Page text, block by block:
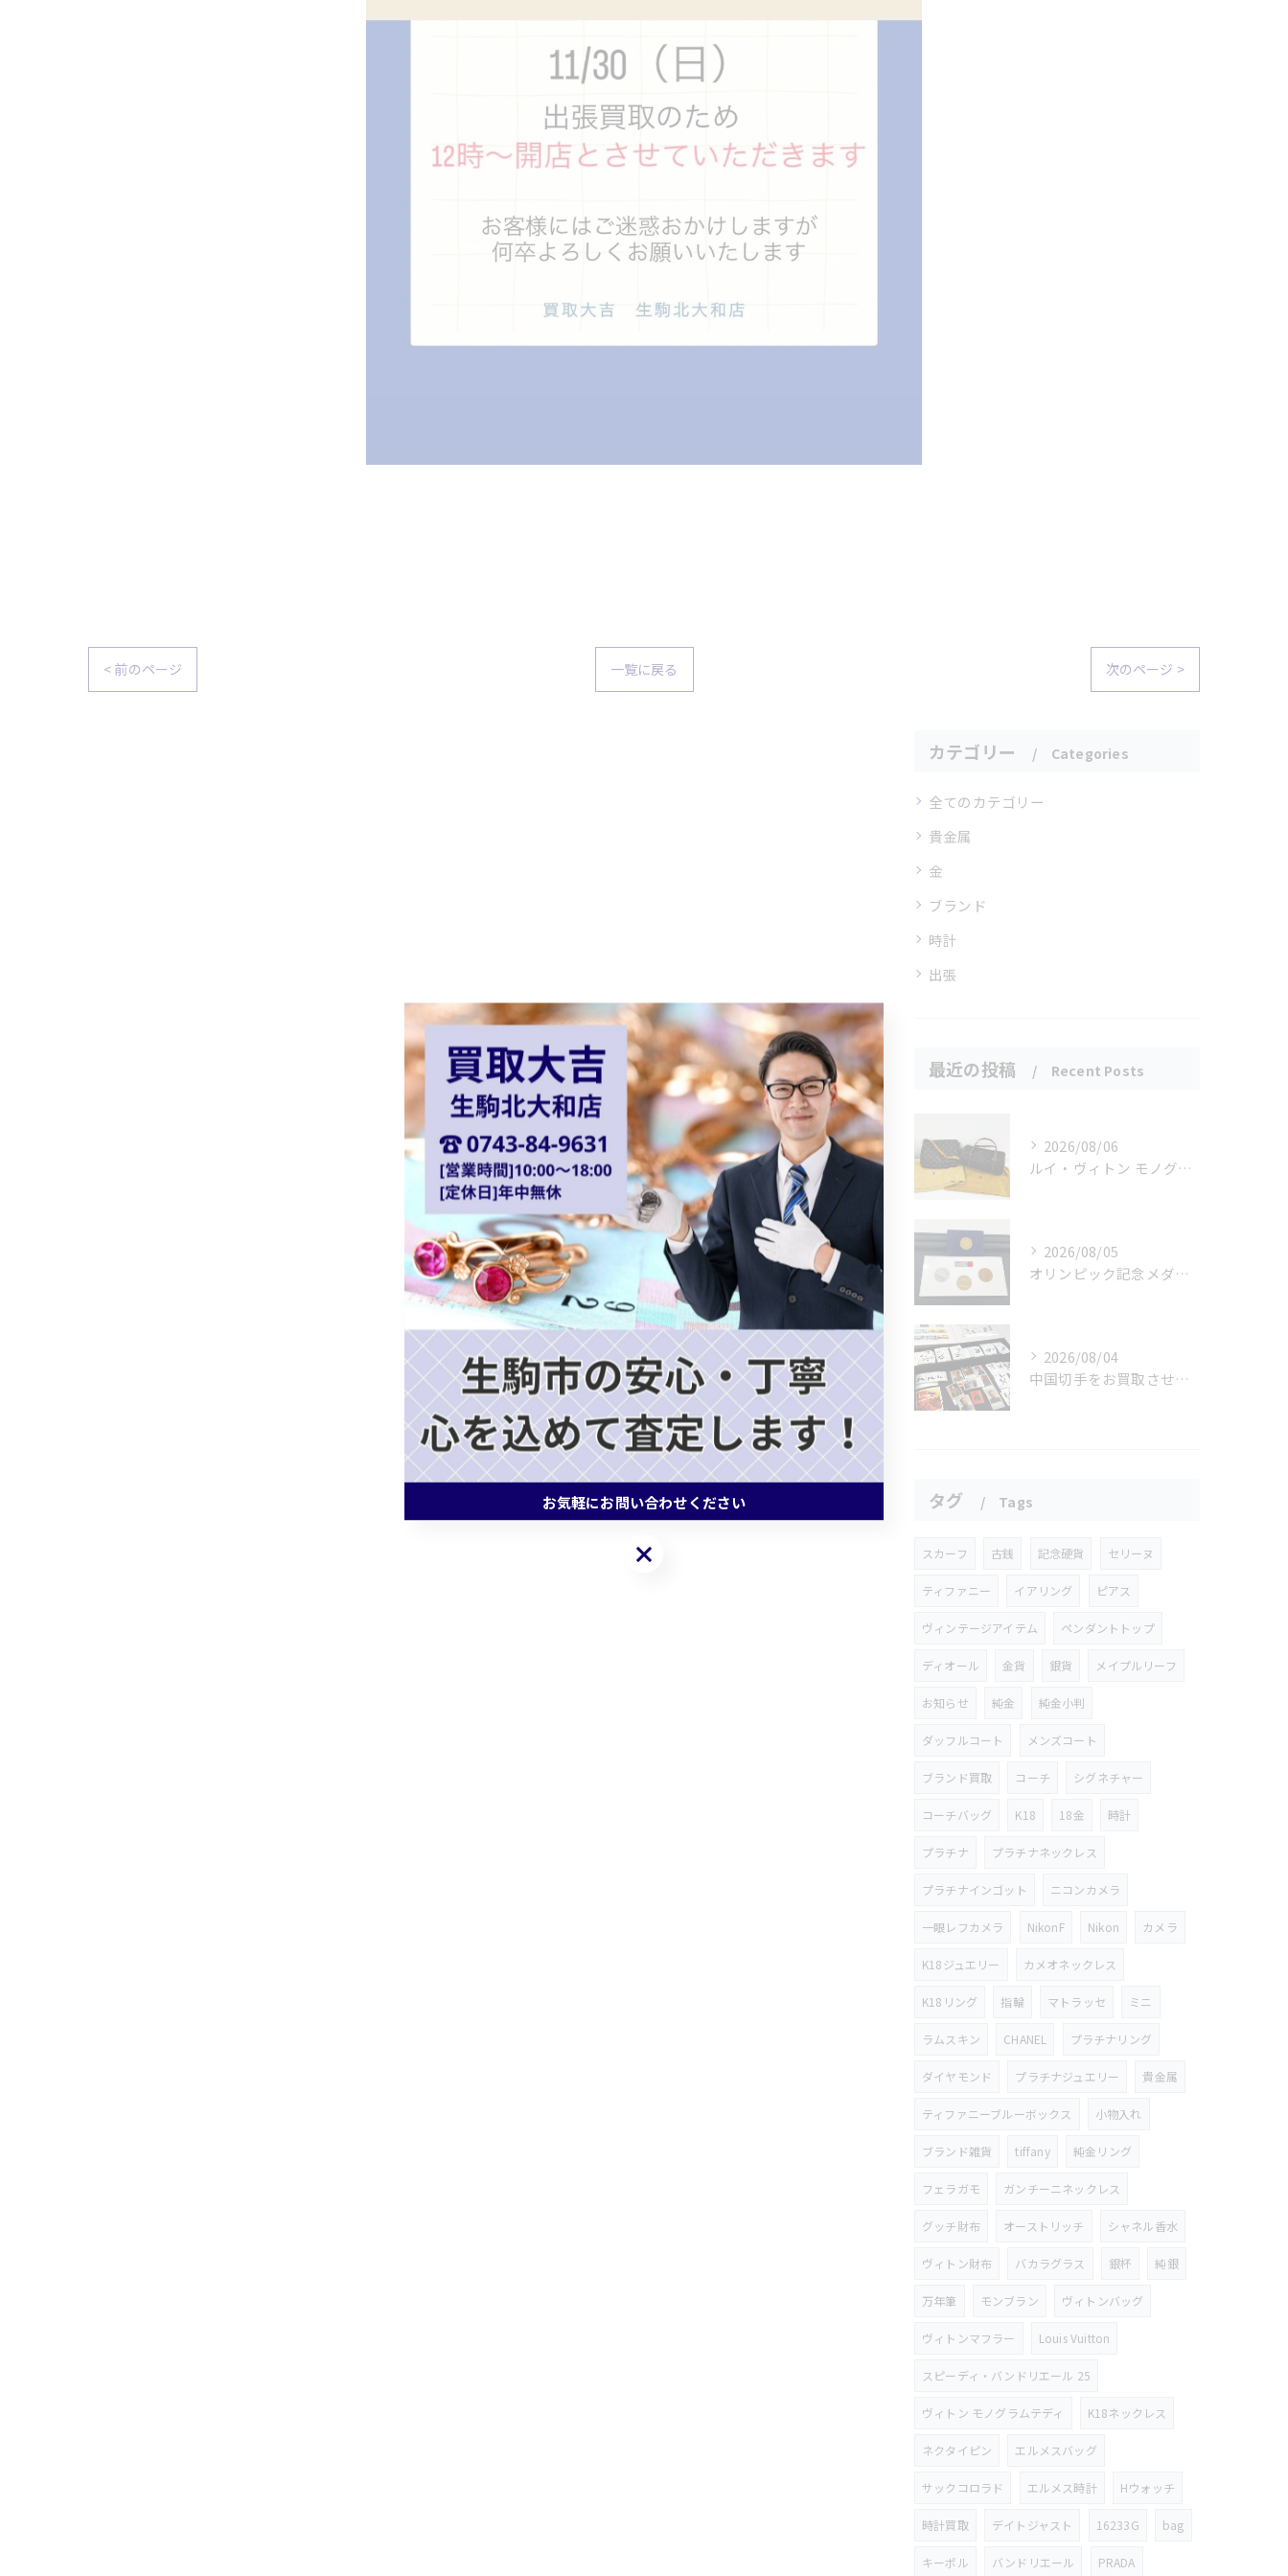
< 前のページ 一覧に戻る 次のページ >
カテゴリー Categories
全てのカテゴリー
貴金属
金
ブランド
時計
出張
最近の投稿 Recent Posts
2026/08/06
ルイ・ヴィトン モノグラムバッグ2点をお買取させていただきました✨
2026/08/05
オリンピック記念メダルとメイプルリーフコインをお買取りさせていただきました🏅✨
2026/08/04
中国切手をお買取させていただきました📮✨
タグ Tags
スカーフ 古銭 記念硬貨 セリーヌ
ティファニー イアリング ピアス
ヴィンテージアイテム ペンダントトップ
ディオール 金貨 銀貨 メイプルリーフ
お知らせ 純金 純金小判
ダッフルコート メンズコート
ブランド買取 コーチ シグネチャー
コーチバッグ K18 18金 時計
プラチナ プラチナネックレス
プラチナインゴット ニコンカメラ
一眼レフカメラ NikonF Nikon カメラ
K18ジュエリー カメオネックレス
K18リング 指輪 マトラッセ ミニ
ラムスキン CHANEL プラチナリング
ダイヤモンド プラチナジュエリー 貴金属
ティファニーブルーボックス 小物入れ
ブランド雑貨 tiffany 純金リング
フェラガモ ガンチーニネックレス
グッチ財布 オーストリッチ シャネル香水
ヴィトン財布 バカラグラス 銀杯 純銀
万年筆 モンブラン ヴィトンバッグ
ヴィトンマフラー Louis Vuitton
スピーディ・バンドリエール 25
ヴィトン モノグラムテディ K18ネックレス
ネクタイピン エルメスバッグ
サックコロラド エルメス時計 Hウォッチ
時計買取 デイトジャスト 16233G bag
キーポル バンドリエール PRADA
お気軽にお問い合わせください
お気軽にお問い合わせください